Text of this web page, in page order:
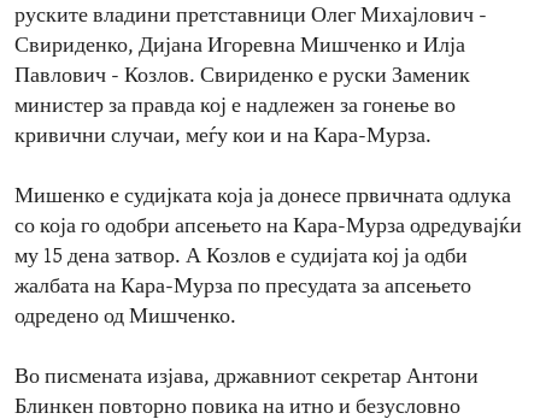
руските владини претставници Олег Михајлович -
Свириденко, Дијана Игоревна Мишченко и Илја
Павлович - Козлов. Свириденко е руски Заменик
министер за правда кој е надлежен за гонење во
кривични случаи, меѓу кои и на Кара-Мурза.
Мишенко е судијката која ја донесе првичната одлука
со која го одобри апсењето на Кара-Мурза одредувајќи
му 15 дена затвор. А Козлов е судијата кој ја одби
жалбата на Кара-Мурза по пресудата за апсењето
одредено од Мишченко.
Во писмената изјава, државниот секретар Антони
Блинкен повторно повика на итно и безусловно